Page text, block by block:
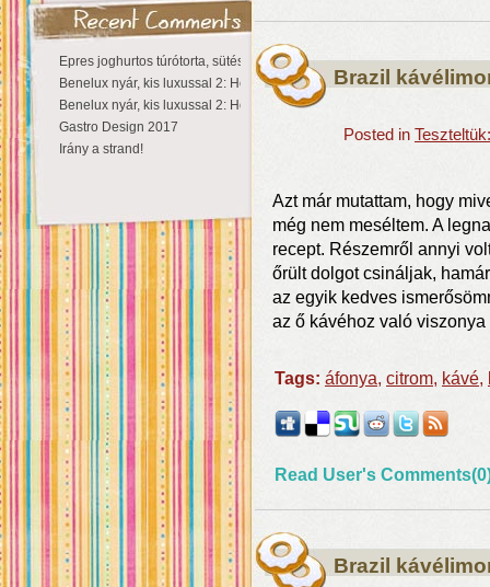
Epres joghurtos túrótorta, sütés nélkül
Benelux nyár, kis luxussal 2: Hollandia
Benelux nyár, kis luxussal 2: Hollandia
Gastro Design 2017
Irány a strand!
Brazil
Posted in
Azt már mutattam, hogy
még nem meséltem. A
recept. Részemről annyi
őrült dolgot csináljak,
az egyik kedves
az ő kávéhoz való
Tags: áfonya, citrom, kávé,
Read User's
Brazil